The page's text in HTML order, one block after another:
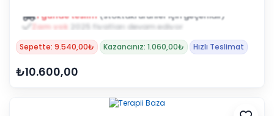
1 günde teslim (stoktaki ürünler için geçerlidir)
Zam yok 2025 fiyatları devam ediyor
Sepette: 9.540,00₺ Kazancınız: 1.060,00₺ Hızlı Teslimat
₺10.600,00